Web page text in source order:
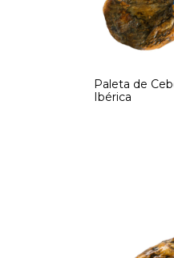
Paleta de
Ibérica